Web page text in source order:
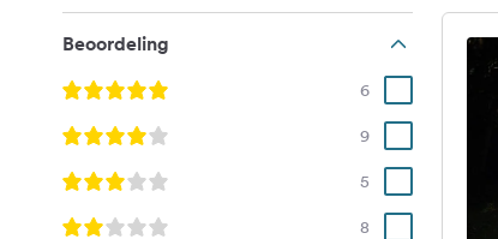
Beoordeling
6
9
5
8